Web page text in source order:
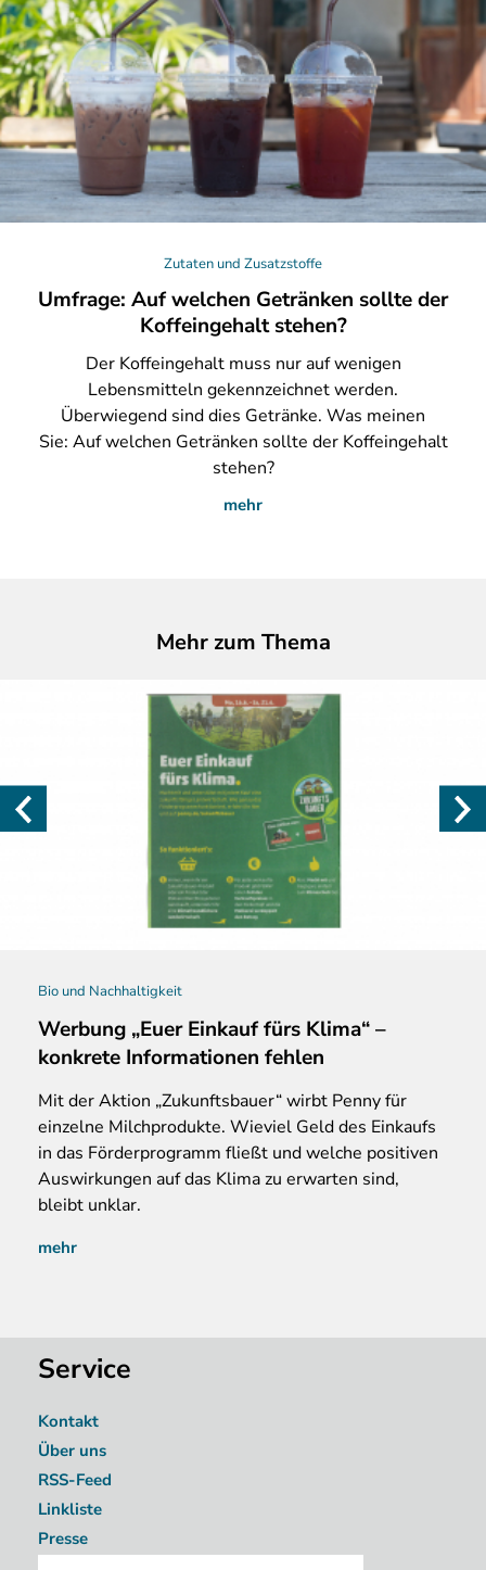
Zutaten und Zusatzstoffe
Umfrage: Auf welchen Getränken sollte der
Koffeingehalt stehen?
DerKoffeingehalt muss nur auf wenigen
Lebensmitteln gekennzeichnet werden.
Überwiegend sind dies Getränke. Was meinen
Sie: Auf welchen Getränken sollte der Koffeingehalt
stehen?
mehr
Mehr zum Thema
Bio und Nachhaltigkeit
Werbung „Euer Einkauf fürs Klima“ –
konkrete Informationen fehlen
Mit der Aktion „Zukunftsbauer“ wirbt Penny für
einzelne Milchprodukte. Wieviel Geld des Einkaufs
in das Förderprogramm fließt und welche positiven
Auswirkungen auf das Klima zu erwarten sind,
bleibt unklar.
mehr
Service
Kontakt
Über uns
RSS-Feed
Linkliste
Presse